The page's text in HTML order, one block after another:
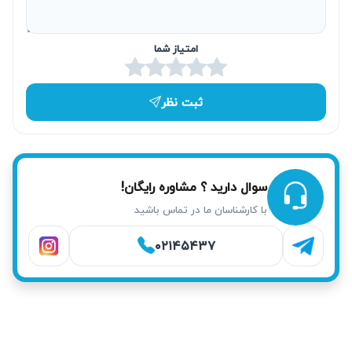
ارائه شده است. تعمیر فوری و در محل باعث رضایت و آسایش
امتیاز شما
ثبت نظر
سوال دارید ؟ مشاوره رایگان!
با کارشناسان ما در تماس باشید
۰۲۱۴۵۴۳۷